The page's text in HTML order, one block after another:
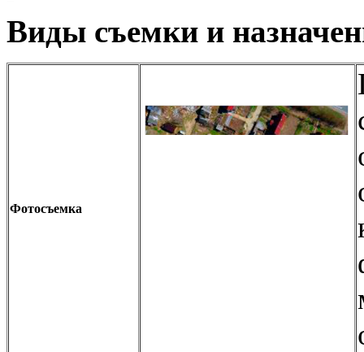
Виды съемки и
Фотосъемка